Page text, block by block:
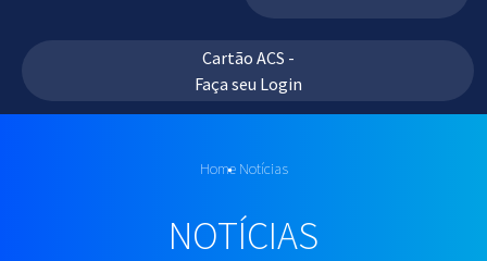
Cartão ACS -
Faça seu Login
Home Notícias
NOTÍCIAS